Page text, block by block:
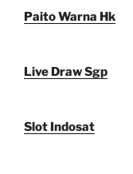
Paito Warna Hk
Live Draw Sgp
Slot Indosat